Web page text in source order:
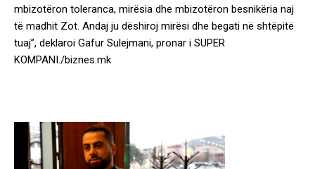
mbizotëron toleranca, mirësia dhe mbizotëron besnikëria naj
të madhit Zot. Andaj ju dëshiroj mirësi dhe begati në shtëpitë
tuaj”, deklaroi Gafur Sulejmani, pronar i SUPER
KOMPANI./biznes.mk